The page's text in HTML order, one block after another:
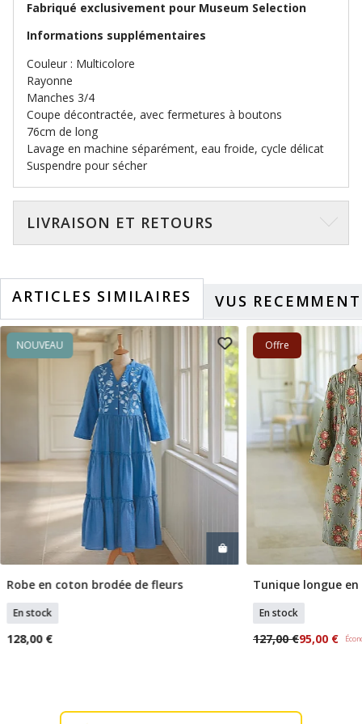
Fabriqué exclusivement pour Museum Selection
Informations supplémentaires
Couleur : Multicolore
Rayonne
Manches 3/4
Coupe décontractée, avec fermetures à boutons
76cm de long
Lavage en machine séparément, eau froide, cycle délicat
Suspendre pour sécher
LIVRAISON ET RETOURS
ARTICLES SIMILAIRES VUS RECEMMENT
NOUVEAU
Sélectionner Tailles
Robe en coton brodée de fleurs
En stock
128,00 €
Offre
Tunique longue
En stock
127,00 €95,00 €